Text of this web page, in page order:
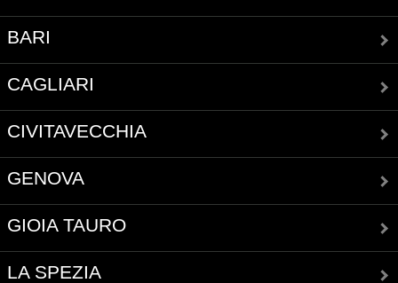
BARI
CAGLIARI
CIVITAVECCHIA
GENOVA
GIOIA TAURO
LA SPEZIA